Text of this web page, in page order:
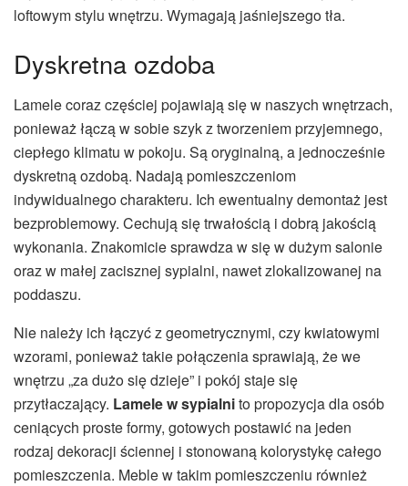
loftowym stylu wnętrzu. Wymagają jaśniejszego tła.
Dyskretna ozdoba
Lamele coraz częściej pojawiają się w naszych wnętrzach,
ponieważ łączą w sobie szyk z tworzeniem przyjemnego,
ciepłego klimatu w pokoju. Są oryginalną, a jednocześnie
dyskretną ozdobą. Nadają pomieszczeniom
indywidualnego charakteru. Ich ewentualny demontaż jest
bezproblemowy. Cechują się trwałością i dobrą jakością
wykonania. Znakomicie sprawdza w się w dużym salonie
oraz w małej zacisznej sypialni, nawet zlokalizowanej na
poddaszu.
Nie należy ich łączyć z geometrycznymi, czy kwiatowymi
wzorami, ponieważ takie połączenia sprawiają, że we
wnętrzu „za dużo się dzieje” i pokój staje się
przytłaczający. Lamele w sypialnito propozycja dla osób
ceniących proste formy, gotowych postawić na jeden
rodzaj dekoracji ściennej i stonowaną kolorystykę całego
pomieszczenia. Meble w takim pomieszczeniu również